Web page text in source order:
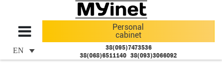
Personal
cabinet
EN
38(095)7473536
38(068)6511140 38(093)3066092